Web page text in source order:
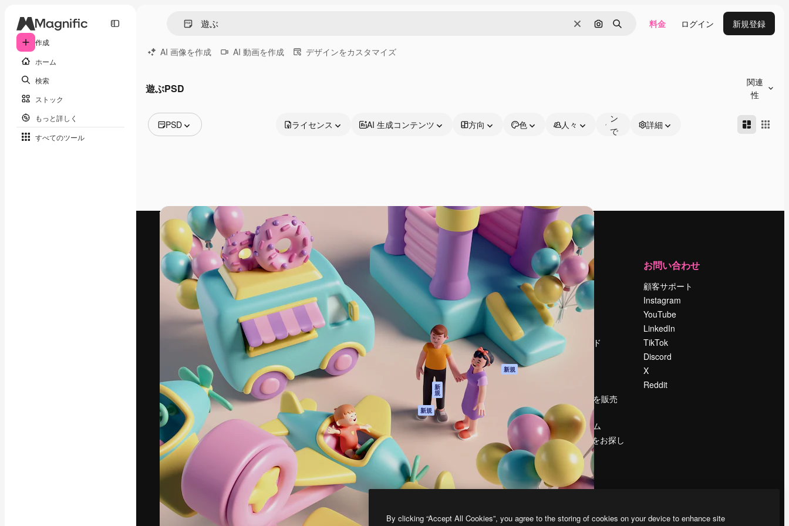
作成
ホーム
検索
ストック
もっと詳しく
すべてのツール
消去 画像で検索
検索 料金 ログイン 新規登録
AI 画像を作成 AI 動画を作成 デザインをカスタマイズ
遊ぶPSD
関連
性
PSD
動画
映像素材
モーショングラフィックス
動画テンプレート
アイコン
3D モデル
フォント
ライセンス AI 生成コンテンツ 方向 色 人々
ン
で
詳細
最高のクリエイティブ制作を導くためのプラ
ットフォーム。クリエイター、企業、代理
店、スタジオを含む100万人以上が利用して
います。
日本語
Spaces
AI アシスタント
AI 画像生成ツール
AI 動画生成ツール
AI 音声合成ツール
ストックコンテン
Claude/ChatGPT
向けMCP
新
規
エージェント 新規
API
モバイルアプリ
すべてのMagnificツ
ール
はじめに
Academy
ドキュメント
サポート
利用規約
プライバシーポリ
シー
オリジナル 新規
クッキーポリシー
トラストセンター
アフィリエイト
法人向け
運営
料金
会社概要
Reviews
採用情報
検索トレンド
ブログ
コンテンツを販売
する
プレスルーム
magnific.aiをお探し
ですか？
お問い合わせ
顧客サポート
Instagram
YouTube
LinkedIn
TikTok
Discord
X
Reddit
Copyright © 2010- 2026 Freepik Company S.L.U.
By clicking “Accept All Cookies”, you agree to the storing of cookies on your device to enhance site